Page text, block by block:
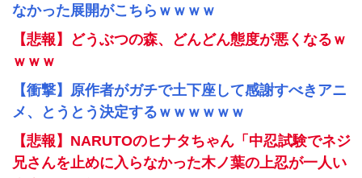
なかった展開がこちらｗｗｗｗ
【悲報】どうぶつの森、どんどん態度が悪くなるｗ
ｗｗｗ
【衝撃】原作者がガチで土下座して感謝すべきアニ
メ、とうとう決定するｗｗｗｗｗｗ
【悲報】NARUTOのヒナタちゃん「中忍試験でネジ
兄さんを止めに入らなかった木ノ葉の上忍が一人い